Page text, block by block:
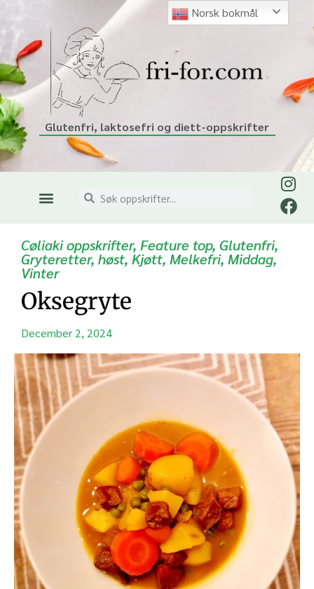
Glutenfri, laktosefri og diett-oppskrifter
Cøliaki oppskrifter, Feature top, Glutenfri,
Gryteretter, høst, Kjøtt, Melkefri, Middag,
Vinter
Oksegryte
December 2, 2024
Norsk bokmål